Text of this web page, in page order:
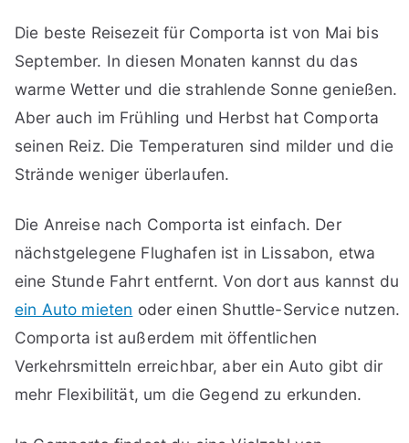
Die beste Reisezeit für Comporta ist von Mai bis
September. In diesen Monaten kannst du das
warme Wetter und die strahlende Sonne genießen.
Aber auch im Frühling und Herbst hat Comporta
seinen Reiz. Die Temperaturen sind milder und die
Strände weniger überlaufen.
Die Anreise nach Comporta ist einfach. Der
nächstgelegene Flughafen ist in Lissabon, etwa
eine Stunde Fahrt entfernt. Von dort aus kannst du
ein Auto mieten oder einen Shuttle-Service nutzen.
Comporta ist außerdem mit öffentlichen
Verkehrsmitteln erreichbar, aber ein Auto gibt dir
mehr Flexibilität, um die Gegend zu erkunden.